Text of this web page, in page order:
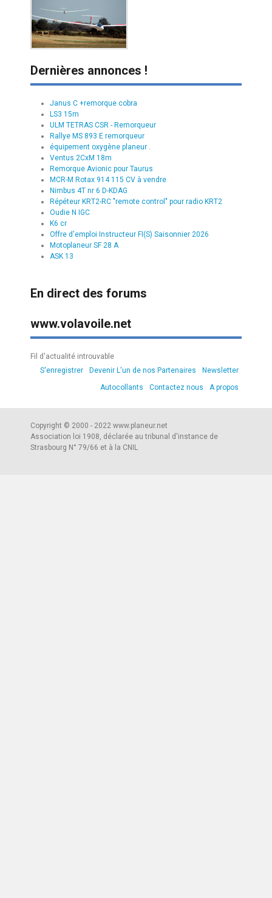
Dernières annonces !
Janus C +remorque cobra
LS3 15m
ULM TETRAS CSR - Remorqueur
Rallye MS 893 E remorqueur
équipement oxygène planeur .
Ventus 2CxM 18m
Remorque Avionic pour Taurus
MCR-M Rotax 914 115 CV à vendre
Nimbus 4T nr 6 D-KDAG
Répéteur KRT2-RC "remote control" pour radio KRT2
Oudie N IGC
K6 cr
Offre d'emploi Instructeur FI(S) Saisonnier 2026
Motoplaneur SF 28 A
ASK 13
En direct des forums
www.volavoile.net
Fil d'actualité introuvable
S'enregistrer
Devenir L'un de nos Partenaires
Newsletter
Autocollants
Contactez nous A propos
Copyright © 2000 - 2022 www.planeur.net
Association loi 1908, déclarée au tribunal d'instance de
Strasbourg N° 79/66 et à la CNIL